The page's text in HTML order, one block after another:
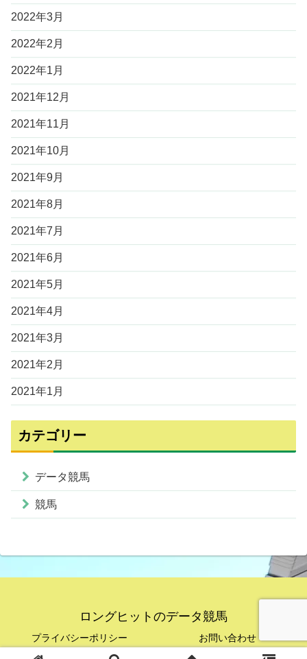
2022年3月
2022年2月
2022年1月
2021年12月
2021年11月
2021年10月
2021年9月
2021年8月
2021年7月
2021年6月
2021年5月
2021年4月
2021年3月
2021年2月
2021年1月
カテゴリー
データ競馬
競馬
ロングヒットのデータ競馬
プライバシーポリシー お問い合わせ